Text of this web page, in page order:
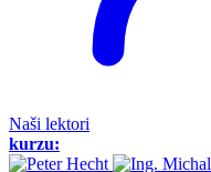
Naši lektori
kurzu: